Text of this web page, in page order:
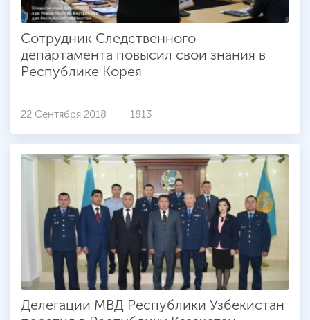
Сотрудник Следственного
департамента повысил свои знания в
Республике Корея
22 Сентября 2018 1813
Делегации МВД Республики Узбекистан